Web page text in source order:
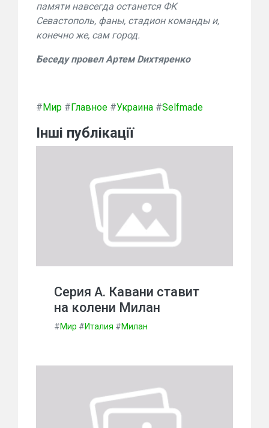
памяти навсегда останется ФК
Севастополь, фаны, стадион команды и,
конечно же, сам город.
Беседу провел Артем Dихтяренко
#Мир #Главное #Украина #Selfmade
Інші публікації
Серия А. Кавани ставит
на колени Милан
#Мир #Италия #Милан